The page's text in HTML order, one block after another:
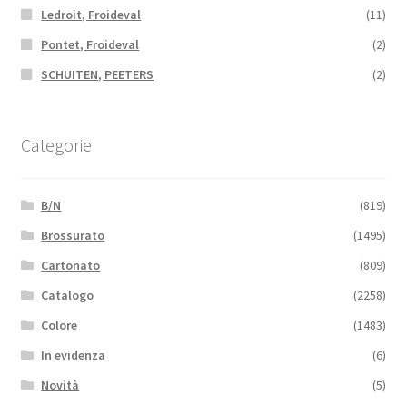
Ledroit, Froideval
(11)
Pontet, Froideval
(2)
SCHUITEN, PEETERS
(2)
Categorie
B/N
(819)
Brossurato
(1495)
Cartonato
(809)
Catalogo
(2258)
Colore
(1483)
In evidenza
(6)
Novità
(5)